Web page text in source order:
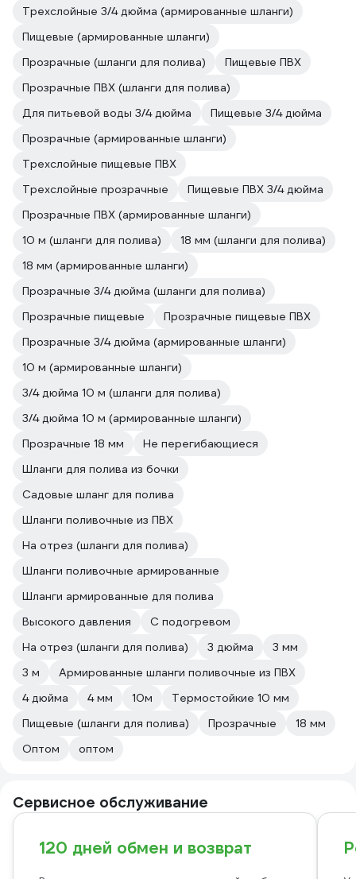
Трехслойные 3/4 дюйма (армированные шланги)
Пищевые (армированные шланги)
Прозрачные (шланги для полива)
Пищевые ПВХ
Прозрачные ПВХ (шланги для полива)
Для питьевой воды 3/4 дюйма
Пищевые 3/4 дюйма
Прозрачные (армированные шланги)
Трехслойные пищевые ПВХ
Трехслойные прозрачные
Пищевые ПВХ 3/4 дюйма
Прозрачные ПВХ (армированные шланги)
10 м (шланги для полива)
18 мм (шланги для полива)
18 мм (армированные шланги)
Прозрачные 3/4 дюйма (шланги для полива)
Прозрачные пищевые
Прозрачные пищевые ПВХ
Прозрачные 3/4 дюйма (армированные шланги)
10 м (армированные шланги)
3/4 дюйма 10 м (шланги для полива)
3/4 дюйма 10 м (армированные шланги)
Прозрачные 18 мм
Не перегибающиеся
Шланги для полива из бочки
Садовые шланг для полива
Шланги поливочные из ПВХ
На отрез (шланги для полива)
Шланги поливочные армированные
Шланги армированные для полива
Высокого давления
С подогревом
На отрез (шланги для полива)
3 дюйма
3 мм
3 м
Армированные шланги поливочные из ПВХ
4 дюйма
4 мм 10м
Термостойкие 10 мм
Пищевые (шланги для полива)
Прозрачные
18 мм
Оптом
оптом
Сервисное обслуживание
120 дней обмен и возврат